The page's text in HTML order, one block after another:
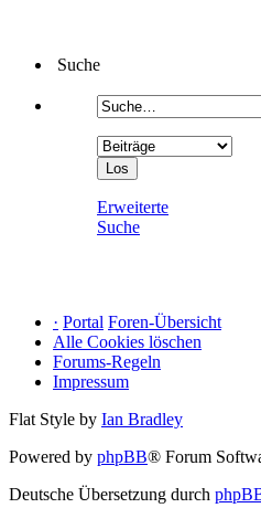
Suche
Erweiterte
Suche
· Portal Foren-Übersicht
Alle Cookies löschen
Forums-Regeln
Impressum
Flat Style by Ian Bradley
Powered by phpBB® Forum
Deutsche Übersetzung durch